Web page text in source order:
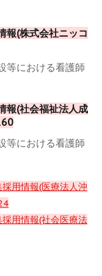
報(株式会社ニッコ
等における看護師
報(社会福祉法人成
等における看護師
用情報(医療法人沖
用情報(社会医療法